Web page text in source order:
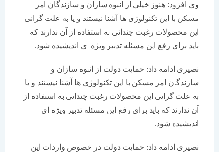
وی افزود: هنوز خیلی از انبوه سازان و سازندگان امر
مسکن با این تکنولوژی ها آشنا نیستند و یا به علت گرانی
این محصولات رغبت چندانی به استفاده از آن ندارند که
باید برای رفع این مسئله تدبیر ویژه ای اندیشیده شود.
نصیری ادامه داد: حمایت دولت از انبوه سازان و
سازندگان امر مسکن با این تکنولوژی ها آشنا نیستند و یا
به علت گرانی این محصولات رغبت چندانی به استفاده از
آن ندارند که باید برای رفع این مسئله تدبیر ویژه ای
اندیشیده شود.
نصیری ادامه داد: حمایت دولت در خصوص واردات این